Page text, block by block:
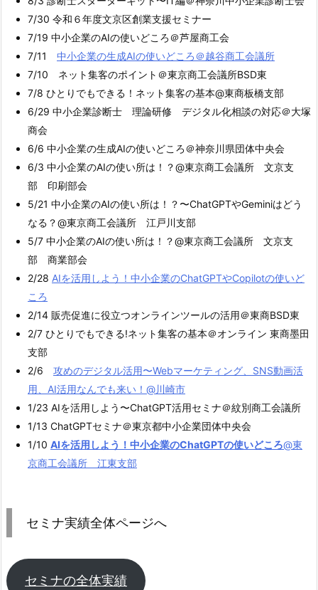
7/30 令和６年度文京区創業支援セミナー
7/19 中小企業のAIの使いどころ＠芦屋商工会
7/11 中小企業の生成AIの使いどころ＠越谷商工会議所
7/10 ネット集客のポイント＠東京商工会議所BSD東
7/8 ひとりでもできる！ネット集客の基本@東商板橋支部
6/29 中小企業診断士 理論研修 デジタル化相談の対応＠大塚
商会
6/6 中小企業の生成AIの使いどころ＠神奈川県団体中央会
6/3 中小企業のAIの使い所は！？@東京商工会議所 文京支
部 印刷部会
5/21 中小企業のAIの使い所は！？〜ChatGPTやGeminiはどう
なる？@東京商工会議所 江戸川支部
5/7 中小企業のAIの使い所は！？@東京商工会議所 文京支
部 商業部会
2/28 AIを活用しよう！中小企業のChatGPTやCopilotの使いど
ころ
2/14 販売促進に役立つオンラインツールの活用＠東商BSD東
2/7 ひとりでもできる!ネット集客の基本＠オンライン 東商墨田
支部
2/6 攻めのデジタル活用〜Webマーケティング、SNS動画活
用、AI活用なんでも来い！@川崎市
1/23 AIを活用しよう〜ChatGPT活用セミナ＠紋別商工会議所
1/13 ChatGPTセミナ＠東京都中小企業団体中央会
1/10 AIを活用しよう！中小企業のChatGPTの使いどころ@東
京商工会議所 江東支部
セミナ実績全体ページへ
セミナの全体実績